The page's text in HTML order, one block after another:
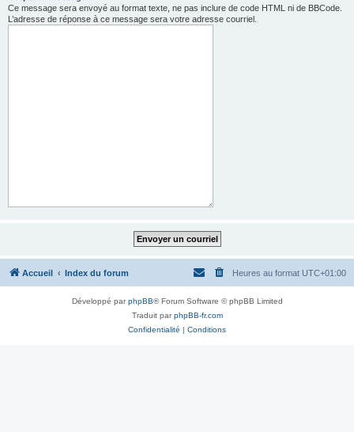
Ce message sera envoyé au format texte, ne pas inclure de code HTML ni de BBCode.
L’adresse de réponse à ce message sera votre adresse courriel.
Accueil Index du forum Heures au format UTC+01:00
Développé parphpBB® Forum Software © phpBB Limited
Traduit parphpBB-fr.com
Confidentialité | Conditions